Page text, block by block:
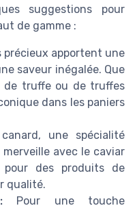
suggestions pour
de gamme :
précieux apportent une
saveur inégalée. Que
de truffe ou de truffes
dans les paniers
une spécialité
avec le caviar
pour des produits de
qualité.
Pour une touche